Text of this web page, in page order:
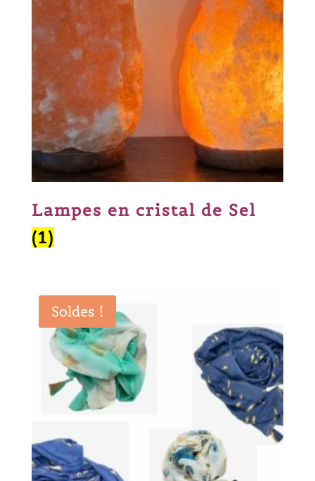
Lampes en cristal de Sel
(1)
Soldes !